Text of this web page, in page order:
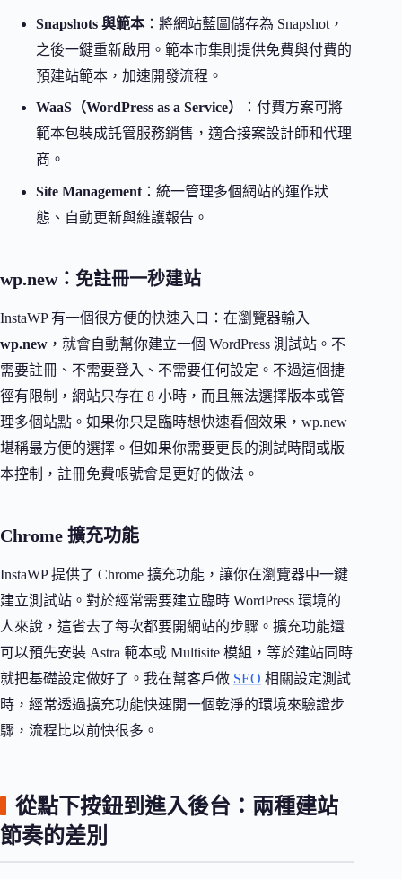
Snapshots 與範本：將網站藍圖儲存為 Snapshot，
之後一鍵重新啟用。範本市集則提供免費與付費的
預建站範本，加速開發流程。
WaaS（WordPress as a Service）
：付費方案可將
範本包裝成託管服務銷售，適合接案設計師和代理
商。
Site Management ：統一管理多個網站的運作狀
態、自動更新與維護報告。
wp.new：免註冊一秒建站
InstaWP 有一個很方便的快速入口：在瀏覽器輸入
wp.new ，就會自動幫你建立一個 WordPress 測試站。不
需要註冊、不需要登入、不需要任何設定。不過這個捷
徑有限制，網站只存在 8 小時，而且無法選擇版本或管
理多個站點。如果你只是臨時想快速看個效果，wp.new
堪稱最方便的選擇。但如果你需要更長的測試時間或版
本控制，註冊免費帳號會是更好的做法。
Chrome 擴充功能
InstaWP 提供了 Chrome 擴充功能，讓你在瀏覽器中一鍵
建立測試站。對於經常需要建立臨時 WordPress 環境的
人來說，這省去了每次都要開網站的步驟。擴充功能還
可以預先安裝 Astra 範本或 Multisite 模組，等於建站同時
就把基礎設定做好了。我在幫客戶做 SEO 相關設定測試
時，經常透過擴充功能快速開一個乾淨的環境來驗證步
驟，流程比以前快很多。
從點下按鈕到進入後台：兩種建站
節奏的差別